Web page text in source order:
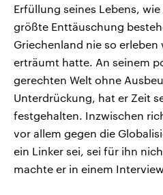
Erfüllung seines Lebens,
größte Enttäuschung
Griechenland nie so erleben
erträumt hatte. An seinem
gerechten Welt ohne
Unterdrückung, hat er Zeit
festgehalten. Inzwischen
vor allem gegen die
ein Linker sei, sei für ihn
machte er in einem